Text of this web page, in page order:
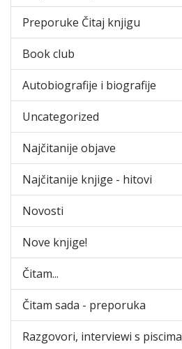
Preporuke Čitaj knjigu
Book club
Autobiografije i biografije
Uncategorized
Najčitanije objave
Najčitanije knjige - hitovi
Novosti
Nove knjige!
Čitam...
Čitam sada - preporuka
Razgovori, interviewi s piscima